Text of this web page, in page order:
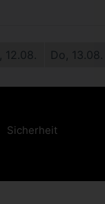
12.08. Do, 13.08.
Sicherheit